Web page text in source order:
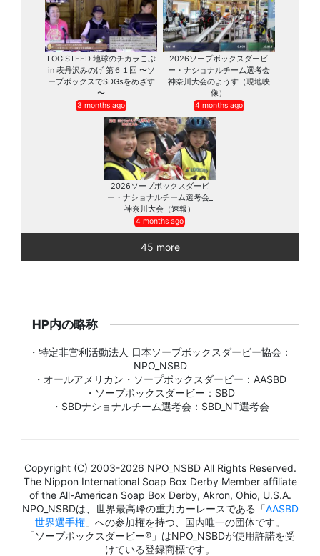
LOGISTEED 地球のチカラこぶ
in 表丹沢みのげ 第６１回 〜ソ
ープボックスでSDGsをめざす
〜
3 months ago
2026ソープボックスダービ
ー・ナショナルチーム選考会
神奈川大会のようす（現地映
像）
4 months ago
2026ソープボックスダービ
ー・ナショナルチーム選考会_
神奈川大会（速報）
4 months ago
45 more
HP内の略称
・特定非営利活動法人 日本ソープボックスダービー協会：
NPO_NSBD
・オールアメリカン・ソープボックスダービー：AASBD
・ソープボックスダービー：SBD
・SBDナショナルチーム選考会：SBD_NT選考会
Copyright (C) 2003-2026 NPO_NSBD All Rights Reserved.
The Nippon International Soap Box Derby Member affiliate
of the All-American Soap Box Derby, Akron, Ohio, U.S.A.
NPO_NSBDは、世界最高峰の重力カーレースである「AASBD
世界選手権 」への参加権を持つ、国内唯一の団体です。
「ソープボックスダービー®」はNPO_NSBDが使用許諾を受
けている登録商標です。